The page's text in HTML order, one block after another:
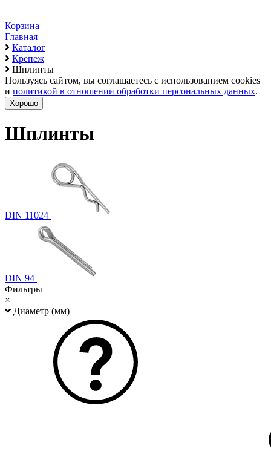
Корзина
Главная
Каталог
Крепеж
Шплинты
Пользуясь сайтом, вы соглашаетесь с использованием cookies
и политикой в отношении обработки персональных данных.
Хорошо
Шплинты
DIN 11024
DIN 94
Фильтры
×
Диаметр (мм)